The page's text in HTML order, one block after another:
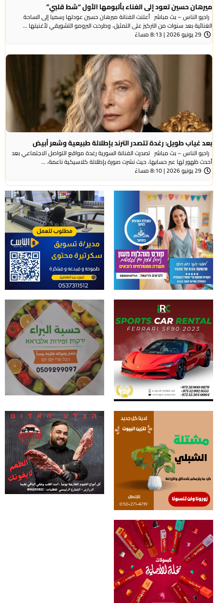
ميرهان حسين تعود إلى الغناء بألبومها الأول “شط قلبي”
راديو الناس – بث مباشر أعلنت الفنانة ميرهان حسين عودتها رسميا إلى الساحة
الغنائية بعد سنوات من التركيز على التمثيل، وطرحت البرومو التشويقي لأغنيتها ...
29 يونيو 2026 | 8:13 مساءً
بعد غياب طويل: رغدة تتصدر الترند بإطلالة طبيعية وشعر أبيض
راديو الناس – بث مباشر تصدرت الفنانة السورية رغدة مواقع التواصل الاجتماعي بعد
أحدث ظهور لها عبر حسابها، حيث نشرت صورة بإطلالة كلاسيكية ناعمة، ...
29 يونيو 2026 | 8:10 مساءً